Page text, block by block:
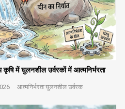
कृषि में घुलनशील उर्वरकों में आत्मनिर्भरता
आत्मनिर्भरताघुलनशील उर्वरक